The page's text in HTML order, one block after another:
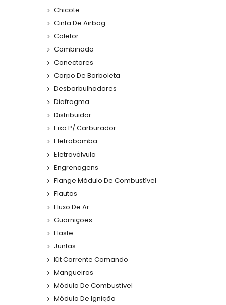
Chicote
Cinta De Airbag
Coletor
Combinado
Conectores
Corpo De Borboleta
Desborbulhadores
Diafragma
Distribuidor
Eixo P/ Carburador
Eletrobomba
Eletroválvula
Engrenagens
Flange Módulo De Combustível
Flautas
Fluxo De Ar
Guarnições
Haste
Juntas
Kit Corrente Comando
Mangueiras
Módulo De Combustível
Módulo De Ignição